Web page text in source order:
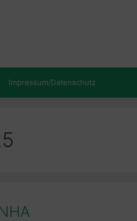
Impressum/Datenschutz